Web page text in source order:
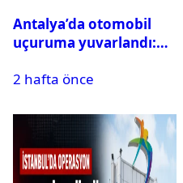
Antalya’da otomobil
uçuruma yuvarlandı:
var
2 hafta önce